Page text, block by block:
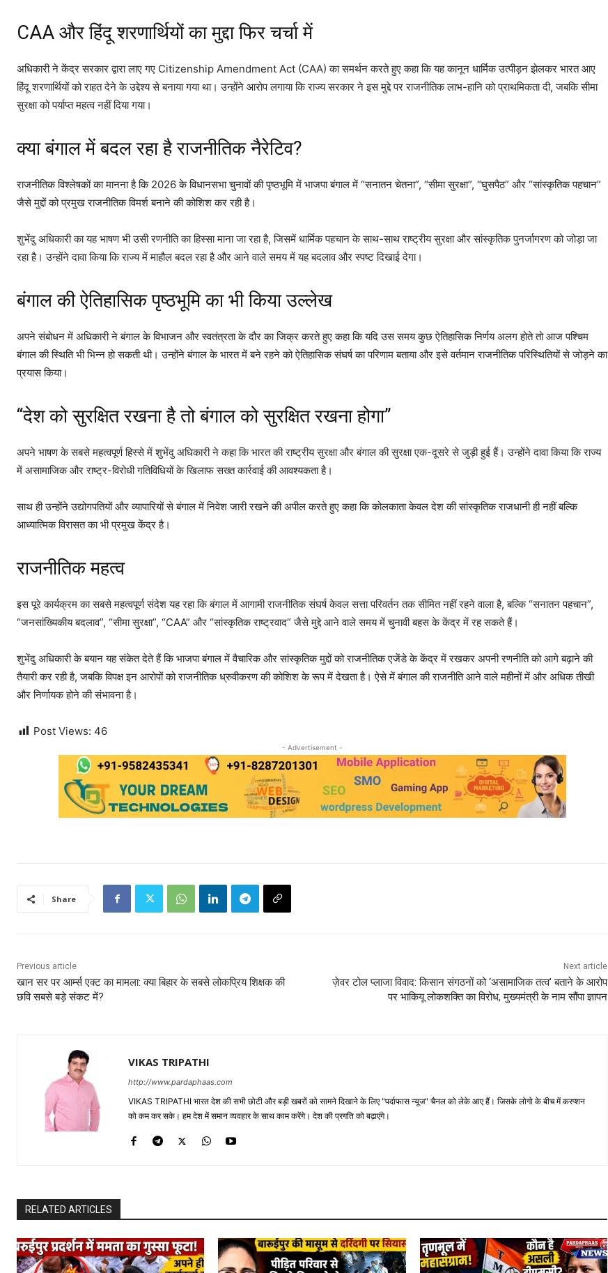
CAA और हिंदू शरणार्थियों का मुद्दा फिर चर्चा में
अधिकारी ने केंद्र सरकार द्वारा लाए गए Citizenship Amendment Act (CAA) का समर्थन करते हुए कहा कि यह कानून धार्मिक उत्पीड़न झेलकर भारत आए
हिंदू शरणार्थियों को राहत देने के उद्देश्य से बनाया गया था। उन्होंने आरोप लगाया कि राज्य सरकार ने इस मुद्दे पर राजनीतिक लाभ-हानि को प्राथमिकता दी, जबकि सीमा
सुरक्षा को पर्याप्त महत्व नहीं दिया गया।
क्या बंगाल में बदल रहा है राजनीतिक नैरेटिव?
राजनीतिक विश्लेषकों का मानना है कि 2026 के विधानसभा चुनावों की पृष्ठभूमि में भाजपा बंगाल में “सनातन चेतना”, “सीमा सुरक्षा”, “घुसपैठ” और “सांस्कृतिक पहचान”
जैसे मुद्दों को प्रमुख राजनीतिक विमर्श बनाने की कोशिश कर रही है।
शुभेंदु अधिकारी का यह भाषण भी उसी रणनीति का हिस्सा माना जा रहा है, जिसमें धार्मिक पहचान के साथ-साथ राष्ट्रीय सुरक्षा और सांस्कृतिक पुनर्जागरण को जोड़ा जा
रहा है। उन्होंने दावा किया कि राज्य में माहौल बदल रहा है और आने वाले समय में यह बदलाव और स्पष्ट दिखाई देगा।
बंगाल की ऐतिहासिक पृष्ठभूमि का भी किया उल्लेख
अपने संबोधन में अधिकारी ने बंगाल के विभाजन और स्वतंत्रता के दौर का जिक्र करते हुए कहा कि यदि उस समय कुछ ऐतिहासिक निर्णय अलग होते तो आज पश्चिम
बंगाल की स्थिति भी भिन्न हो सकती थी। उन्होंने बंगाल के भारत में बने रहने को ऐतिहासिक संघर्ष का परिणाम बताया और इसे वर्तमान राजनीतिक परिस्थितियों से जोड़ने का
प्रयास किया।
“देश को सुरक्षित रखना है तो बंगाल को सुरक्षित रखना होगा”
अपने भाषण के सबसे महत्वपूर्ण हिस्से में शुभेंदु अधिकारी ने कहा कि भारत की राष्ट्रीय सुरक्षा और बंगाल की सुरक्षा एक-दूसरे से जुड़ी हुई हैं। उन्होंने दावा किया कि राज्य
में असामाजिक और राष्ट्र-विरोधी गतिविधियों के खिलाफ सख्त कार्रवाई की आवश्यकता है।
साथ ही उन्होंने उद्योगपतियों और व्यापारियों से बंगाल में निवेश जारी रखने की अपील करते हुए कहा कि कोलकाता केवल देश की सांस्कृतिक राजधानी ही नहीं बल्कि
आध्यात्मिक विरासत का भी प्रमुख केंद्र है।
राजनीतिक महत्व
इस पूरे कार्यक्रम का सबसे महत्वपूर्ण संदेश यह रहा कि बंगाल में आगामी राजनीतिक संघर्ष केवल सत्ता परिवर्तन तक सीमित नहीं रहने वाला है, बल्कि “सनातन पहचान”,
“जनसांख्यिकीय बदलाव”, “सीमा सुरक्षा”, “CAA” और “सांस्कृतिक राष्ट्रवाद” जैसे मुद्दे आने वाले समय में चुनावी बहस के केंद्र में रह सकते हैं।
शुभेंदु अधिकारी के बयान यह संकेत देते हैं कि भाजपा बंगाल में वैचारिक और सांस्कृतिक मुद्दों को राजनीतिक एजेंडे के केंद्र में रखकर अपनी रणनीति को आगे बढ़ाने की
तैयारी कर रही है, जबकि विपक्ष इन आरोपों को राजनीतिक ध्रुवीकरण की कोशिश के रूप में देखता है। ऐसे में बंगाल की राजनीति आने वाले महीनों में और अधिक तीखी
और निर्णायक होने की संभावना है।
Post Views: 46
- Advertisement -
Share
Previous article
खान सर पर आर्म्स एक्ट का मामला: क्या बिहार के सबसे लोकप्रिय शिक्षक की
छवि सबसे बड़े संकट में?
Next article
ज़ेवर टोल प्लाजा विवाद: किसान संगठनों को ‘असामाजिक तत्व’ बताने के आरोप
पर भाकियू लोकशक्ति का विरोध, मुख्यमंत्री के नाम सौंपा ज्ञापन
VIKAS TRIPATHI
http://www.pardaphaas.com
VIKAS TRIPATHI भारत देश की सभी छोटी और बड़ी खबरों को सामने दिखाने के लिए "पर्दाफास न्यूज" चैनल को लेके आए हैं। जिसके लोगो के बीच में करप्शन
को कम कर सके। हम देश में समान व्यवहार के साथ काम करेंगे। देश की प्रगति को बढ़ाएंगे।
RELATED ARTICLES